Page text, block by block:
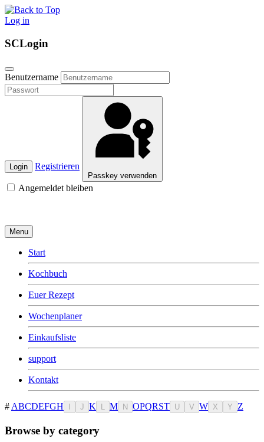
Log in
SCLogin
Benutzername
Login Registrieren
Passkey verwenden
Angemeldet bleiben
Menu
Start
Kochbuch
Euer Rezept
Wochenplaner
Einkaufsliste
support
Kontakt
#ABCDEFGH J K L M N OPQRST U V W X Y Z
Browse by category